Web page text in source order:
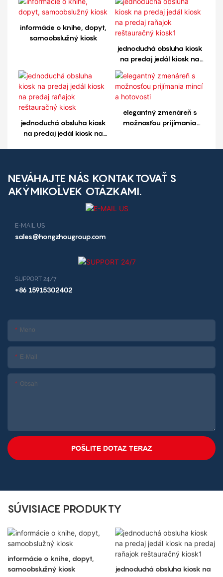
informácie o knihe, dopyt,
samoobslužný kiosk
jednoduchá obsluha kiosk
na predaj jedál kiosk na
reštauračný kiosk1
jednoduchá obsluha kiosk
na predaj jedál kiosk na
elegantný zmenáreň s
možnosťou prijímania
NEVÁHAJTE NÁS KONTAKTOVAŤ S
AKÝMIKOĽVEK OTÁZKAMI.
E-MAIL US
sales@hongzhougroup.com
SUPPORT 24/7
+86 15915302402
Meno
E-Mail
Obsah
POŠLITE DOTAZ TERAZ
SÚVISIACE PRODUKTY
informácie o knihe, dopyt,
samoobslužný kiosk
jednoduchá obsluha kiosk na